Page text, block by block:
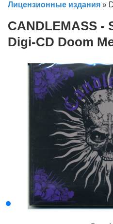
Лицензионные издания »
CANDLEMASS -
Digi-CD Doom